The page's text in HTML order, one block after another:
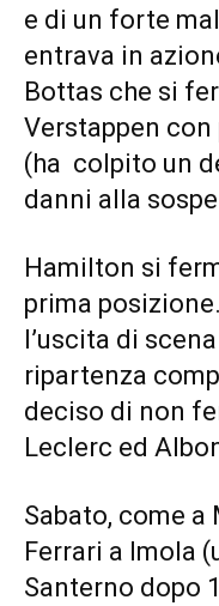
e di un forte
entrava in
Bottas che si
Verstappen
(ha colpito un
danni alla
Hamilton si
prima
l’uscita di
ripartenza
deciso di non
Leclerc ed
Sabato, come a
Ferrari a Imola
Santerno dopo